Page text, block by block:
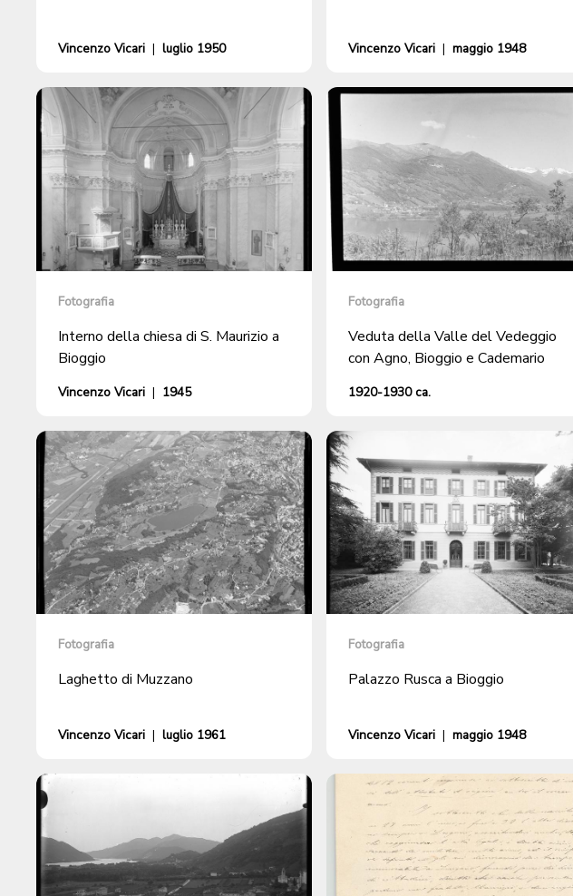
Vincenzo Vicari | luglio 1950 Vincenzo Vicari | maggio 1948
Fotografia
Interno della chiesa di S. Maurizio a
Bioggio
Vincenzo Vicari | 1945
Fotografia
Veduta della Valle del Vedeggio
con Agno, Bioggio e Cademario
1920-1930 ca.
Fotografia
Laghetto di Muzzano
Vincenzo Vicari | luglio 1961
Fotografia
Palazzo Rusca a Bioggio
Vincenzo Vicari | maggio 1948